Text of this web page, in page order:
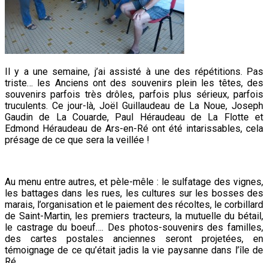
Il y a une semaine, j’ai assisté à une des répétitions. Pas
triste… les Anciens ont des souvenirs plein les têtes, des
souvenirs parfois très drôles, parfois plus sérieux, parfois
truculents. Ce jour-là, Joël Guillaudeau de La Noue, Joseph
Gaudin de La Couarde, Paul Héraudeau de La Flotte et
Edmond Héraudeau de Ars-en-Ré ont été intarissables, cela
présage de ce que sera la veillée !
Au menu entre autres, et pèle-mêle : le sulfatage des vignes,
les battages dans les rues, les cultures sur les bosses des
marais, l’organisation et le paiement des récoltes, le corbillard
de Saint-Martin, les premiers tracteurs, la mutuelle du bétail,
le castrage du boeuf…. Des photos-souvenirs des familles,
des cartes postales anciennes seront projetées, en
témoignage de ce qu’était jadis la vie paysanne dans l’île de